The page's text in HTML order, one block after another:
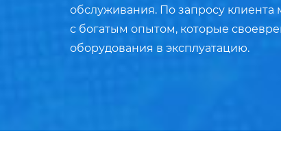
обслуживания. По запросу
с богатым опытом, которые
оборудования в эксплуатацию.